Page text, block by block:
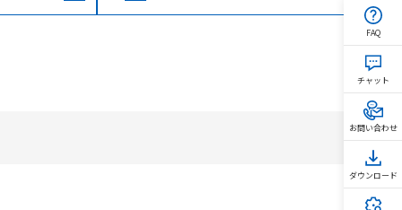
FAQ
チャット
お問い合わせ
ダウンロード